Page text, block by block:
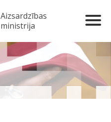
Aizsardzības
ministrija